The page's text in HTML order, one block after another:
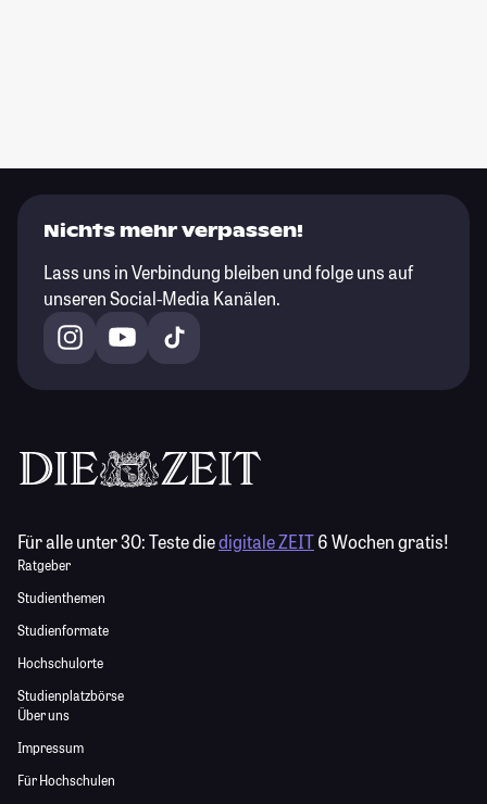
Nichts mehr verpassen!
Lass uns in Verbindung bleiben und folge uns auf
unseren Social-Media Kanälen.
Für alle unter 30:Teste diedigitale ZEIT6 Wochen gratis!
Ratgeber
Studienthemen
Studienformate
Hochschulorte
Studienplatzbörse
Über uns
Impressum
Für Hochschulen